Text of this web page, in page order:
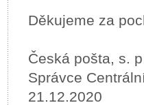
Děkujeme za
Česká pošta, s.
Správce
21.12.2020